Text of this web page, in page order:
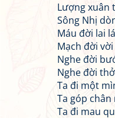
Lượng xuân
Sông Nhị
Máu đời lai
Mạch đời
Nghe đời
Nghe đời
Ta đi một
Ta góp
Ta đi mau